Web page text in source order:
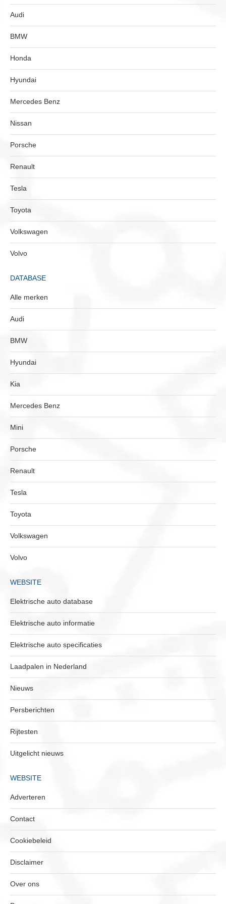
Audi
BMW
Honda
Hyundai
Mercedes Benz
Nissan
Porsche
Renault
Tesla
Toyota
Volkswagen
Volvo
DATABASE
Alle merken
Audi
BMW
Hyundai
Kia
Mercedes Benz
Mini
Porsche
Renault
Tesla
Toyota
Volkswagen
Volvo
WEBSITE
Elektrische auto database
Elektrische auto informatie
Elektrische auto specificaties
Laadpalen in Nederland
Nieuws
Persberichten
Rijtesten
Uitgelicht nieuws
WEBSITE
Adverteren
Contact
Cookiebeleid
Disclaimer
Over ons